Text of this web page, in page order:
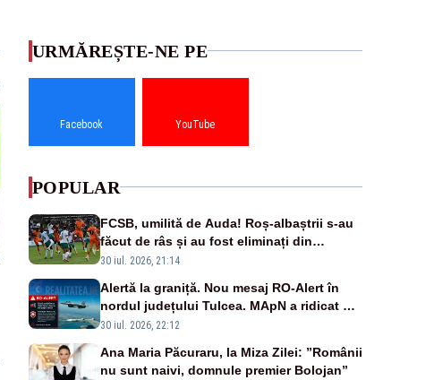
URMĂREȘTE-NE PE
Facebook YouTube
POPULAR
FCSB, umilită de Auda! Roș-albaștrii s-au
făcut de râs și au fost eliminați din
Conference League
30 iul. 2026, 21:14
Alertă la graniță. Nou mesaj RO-Alert în
nordul județului Tulcea. MApN a ridicat de
la sol două avioane F-16
30 iul. 2026, 22:12
Ana Maria Păcuraru, la Miza Zilei: ”Românii
nu sunt naivi, domnule premier Bolojan”